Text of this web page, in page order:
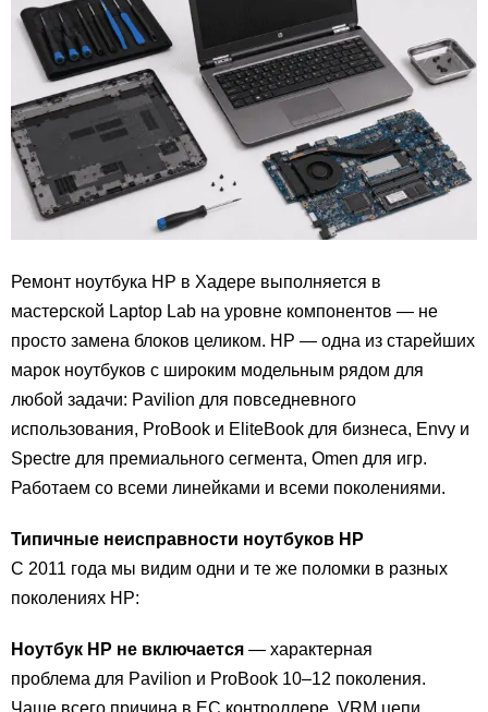
Ремонт ноутбука HP в Хадере выполняется в
мастерской Laptop Lab на уровне компонентов — не
просто замена блоков целиком. HP — одна из старейших
марок ноутбуков с широким модельным рядом для
любой задачи: Pavilion для повседневного
использования, ProBook и EliteBook для бизнеса, Envy и
Spectre для премиального сегмента, Omen для игр.
Работаем со всеми линейками и всеми поколениями.
Типичные неисправности ноутбуков HP
С 2011 года мы видим одни и те же поломки в разных
поколениях HP:
Ноутбук HP не включается — характерная
проблема для Pavilion и ProBook 10–12 поколения.